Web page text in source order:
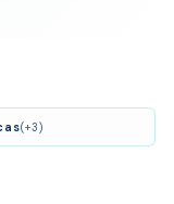
(+3)